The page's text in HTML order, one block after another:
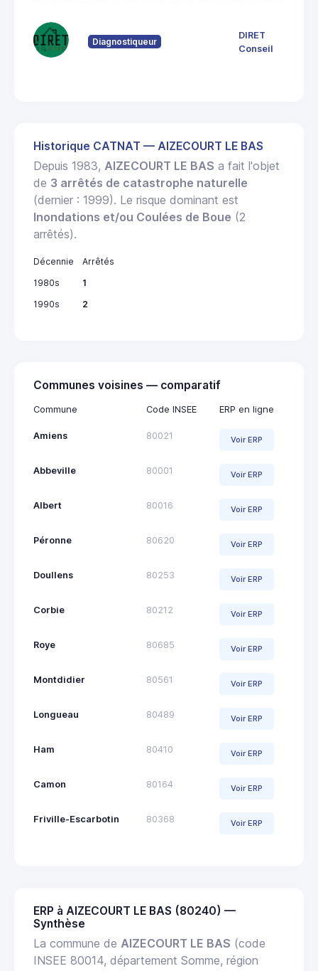
Diagnostiqueur
DIRET
Conseil
Historique CATNAT — AIZECOURT LE BAS
Depuis 1983, AIZECOURT LE BAS a fait l'objet
de 3 arrêtés de catastrophe naturelle
(dernier : 1999). Le risque dominant est
Inondations et/ou Coulées de Boue (2
arrêtés).
Décennie
Arrêtés
1980s
1
1990s
2
Communes voisines — comparatif
Commune Code INSEE ERP en ligne
Amiens 80021 Voir ERP
Abbeville 80001 Voir ERP
Albert 80016 Voir ERP
Péronne 80620 Voir ERP
Doullens 80253 Voir ERP
Corbie 80212 Voir ERP
Roye 80685 Voir ERP
Montdidier 80561 Voir ERP
Longueau 80489 Voir ERP
Ham 80410 Voir ERP
Camon 80164 Voir ERP
Friville-Escarbotin 80368 Voir ERP
ERP à AIZECOURT LE BAS (80240) —
Synthèse
La commune de AIZECOURT LE BAS (code
INSEE 80014, département Somme, région